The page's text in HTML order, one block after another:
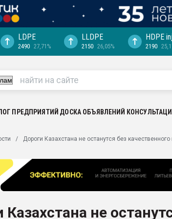
выходит на
рынке
LDPE
2490 27,71%
LLDPE
2150 26,05%
HDPE
2190
ПРЕДПРИЯТИЙ ДОСКА ОБЪЯВЛЕНИЙ
Дороги Казахстана не останутся без
Казахстана не